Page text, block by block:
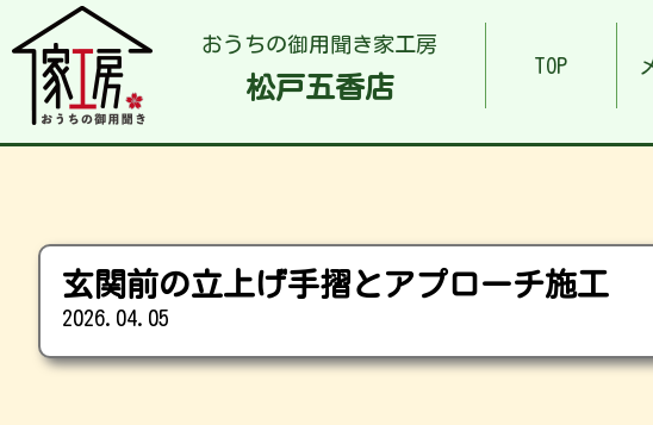
おうちの御用聞き家工房
松戸五香店
TOP
玄関前の立上げ手摺とアプローチ施工
2026.04.05